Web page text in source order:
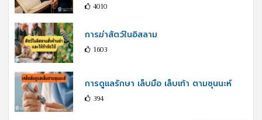
4010
การฆ่าสัตว์ในอิสลาม
1603
การดูแลรักษา เล็บมือ เล็บเท้า ตามซุนนะห์
394